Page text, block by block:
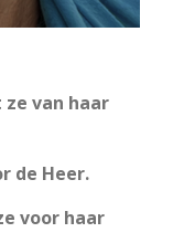
van haar
de Heer.
voor haar